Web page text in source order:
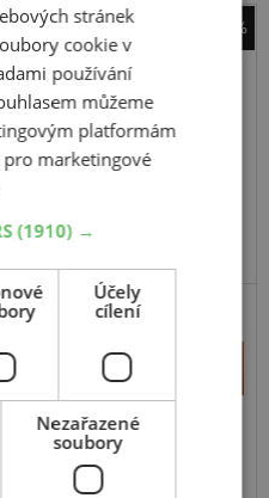
-41%
Winter
do 2 dnů
do 2 dnů.
20 ks.
stránek
cookie v
používání
můžeme
platformám
marketingové
(1910) →
Účely
cílení
Nezařazené
soubory